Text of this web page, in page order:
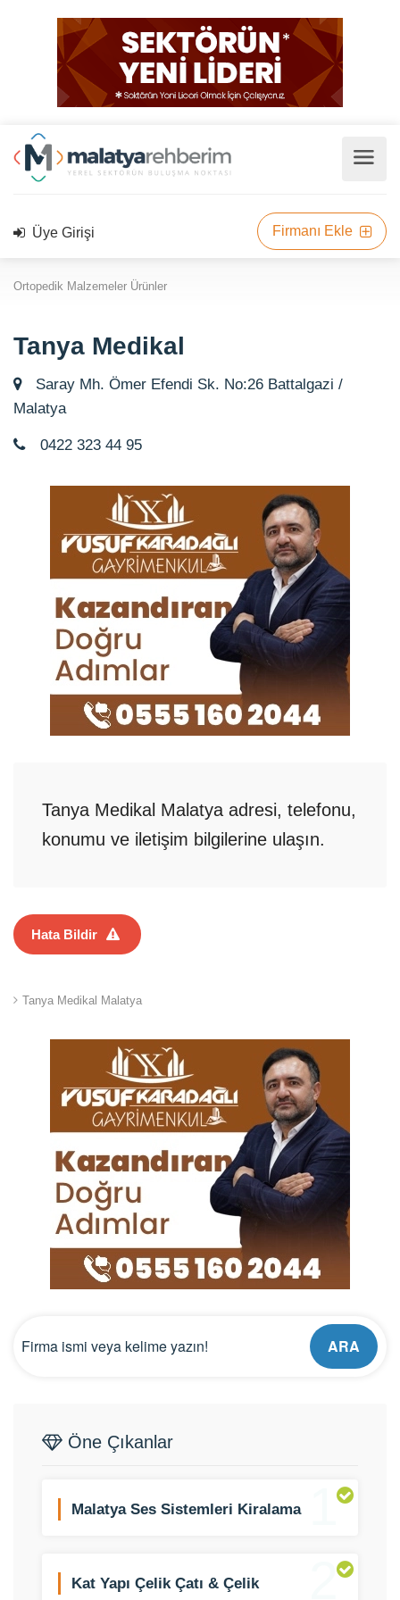
Üye Girişi Firmanı Ekle
Ortopedik Malzemeler Ürünler
Tanya Medikal
Saray Mh. Ömer Efendi Sk. No:26 Battalgazi /
Malatya
0422 323 44 95
Tanya Medikal Malatya adresi, telefonu,
konumu ve iletişim bilgilerine ulaşın.
Hata Bildir
Tanya Medikal Malatya
ARA
Öne Çıkanlar
1
Malatya Ses Sistemleri Kiralama
2
Kat Yapı Çelik Çatı & Çelik